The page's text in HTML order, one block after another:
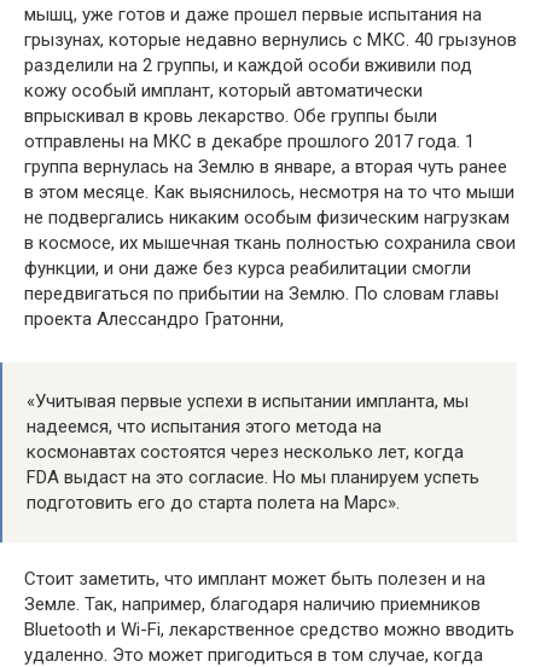
мышц, уже готов и даже прошел первые испытания на
грызунах, которые недавно вернулись с МКС. 40 грызунов
разделили на 2 группы, и каждой особи вживили под
кожу особый имплант, который автоматически
впрыскивал в кровь лекарство. Обе группы были
отправлены на МКС в декабре прошлого 2017 года. 1
группа вернулась на Землю в январе, а вторая чуть ранее
в этом месяце. Как выяснилось, несмотря на то что мыши
не подвергались никаким особым физическим нагрузкам
в космосе, их мышечная ткань полностью сохранила свои
функции, и они даже без курса реабилитации смогли
передвигаться по прибытии на Землю. По словам главы
проекта Алессандро Гратонни,
«Учитывая первые успехи в испытании импланта, мы
надеемся, что испытания этого метода на
космонавтах состоятся через несколько лет, когда
FDA выдаст на это согласие. Но мы планируем успеть
подготовить его до старта полета на Марс».
Стоит заметить, что имплант может быть полезен и на
Земле. Так, например, благодаря наличию приемников
Bluetooth и Wi-Fi, лекарственное средство можно вводить
удаленно. Это может пригодиться в том случае, когда